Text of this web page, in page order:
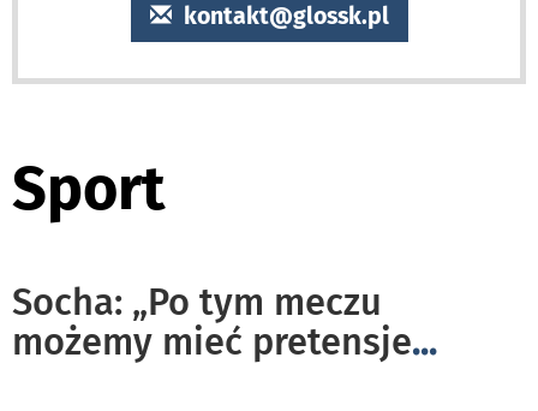
kontakt@glossk.pl
Sport
Socha: „Po tym meczu
możemy mieć pretensje...